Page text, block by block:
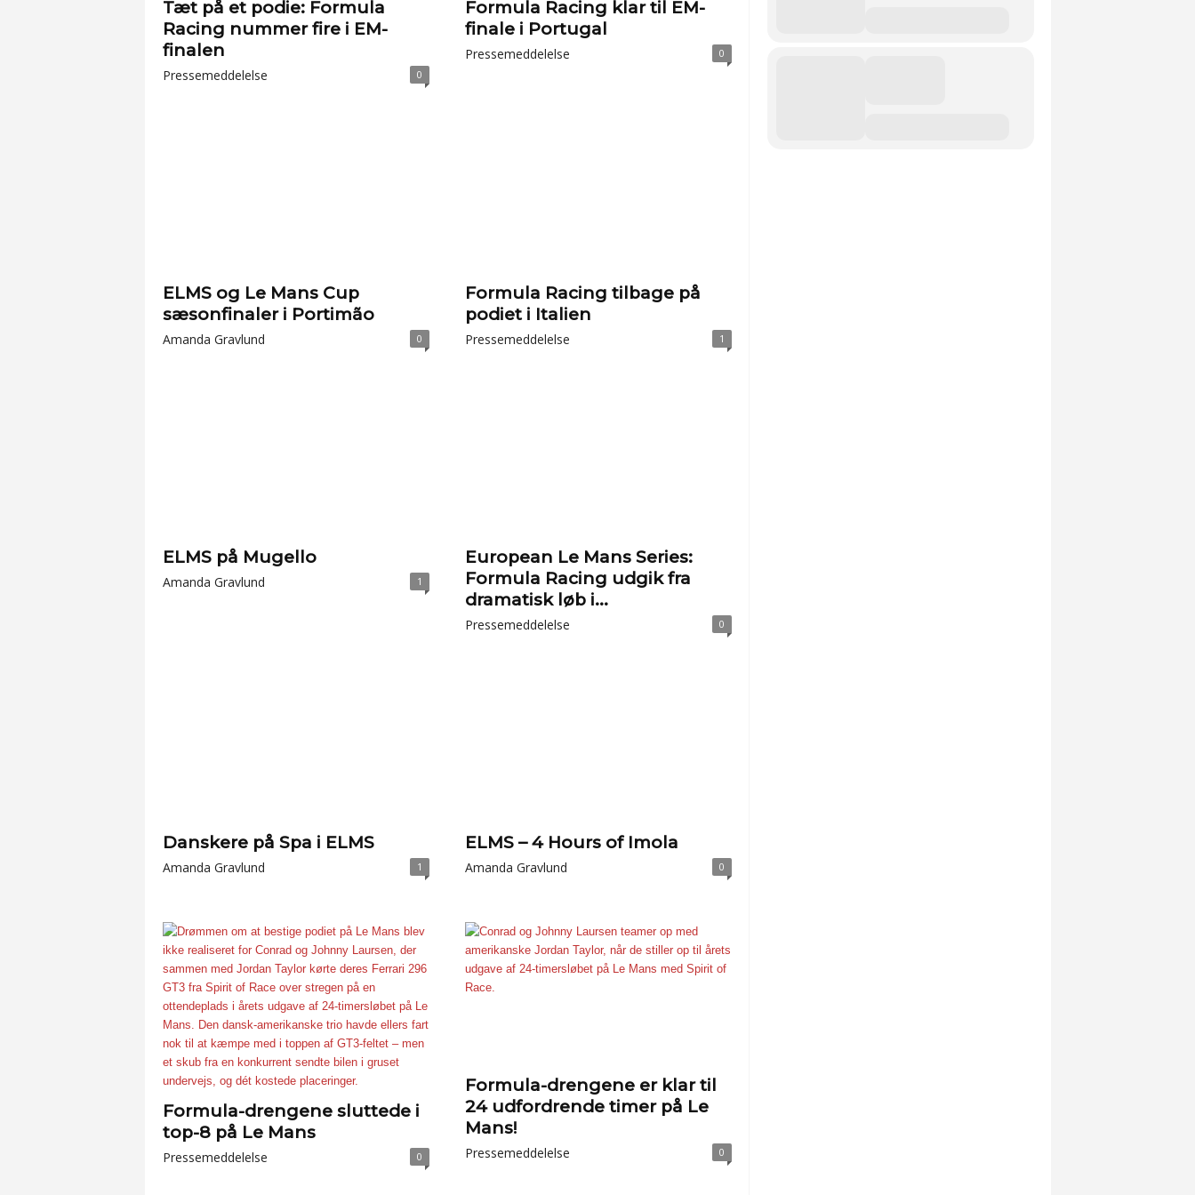
Tæt på et podie: Formula
Racing nummer fire i EM-
finalen
Pressemeddelelse 0
Formula Racing klar til EM-
finale i Portugal
Pressemeddelelse 0
ELMS og Le Mans Cup
sæsonfinaler i Portimão
Amanda Gravlund 0
Formula Racing tilbage på
podiet i Italien
Pressemeddelelse 1
ELMS på Mugello
Amanda Gravlund 1
European Le Mans Series:
Formula Racing udgik fra
dramatisk løb i...
Pressemeddelelse 0
Danskere på Spa i ELMS
Amanda Gravlund 1
ELMS – 4 Hours of Imola
Amanda Gravlund 0
Formula-drengene sluttede i
top-8 på Le Mans
Pressemeddelelse 0
Formula-drengene er klar til
24 udfordrende timer på Le
Mans!
Pressemeddelelse 0